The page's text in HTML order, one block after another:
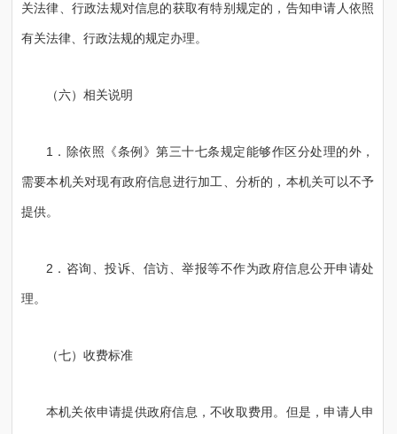
关法律、行政法规对信息的获取有特别规定的，告知申请人依照
有关法律、行政法规的规定办理。
（六）相关说明
1．除依照《条例》第三十七条规定能够作区分处理的外，
需要本机关对现有政府信息进行加工、分析的，本机关可以不予
提供。
2．咨询、投诉、信访、举报等不作为政府信息公开申请处
理。
（七）收费标准
本机关依申请提供政府信息，不收取费用。但是，申请人申